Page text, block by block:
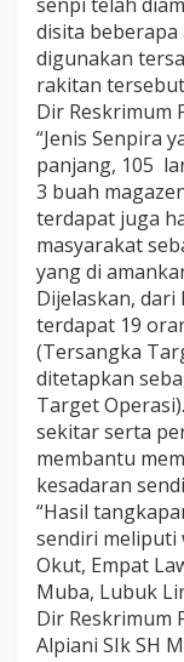
disita
digunakan
rakitan
Dir Reskrimum
“Jenis Senpira
panjang, 105
3 buah
terdapat juga
masyarakat
yang di
Dijelaskan,
terdapat 19
(Tersangka
ditetapkan
Target
sekitar serta
membantu
kesadaran
“Hasil
sendiri meliputi
Okut, Empat
Muba, Lubuk
Dir Reskrimum
Alpiani SIk SH